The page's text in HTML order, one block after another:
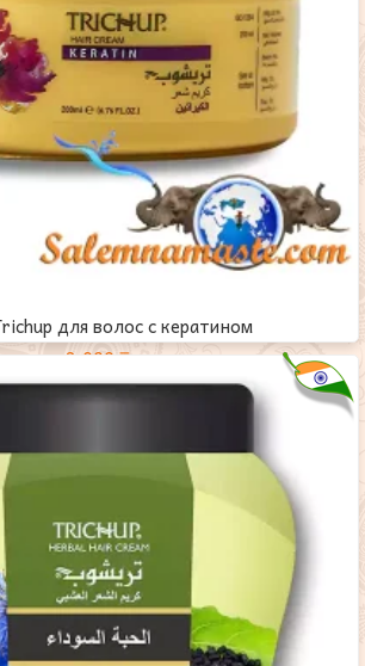
для волос с кератином
2,000₸